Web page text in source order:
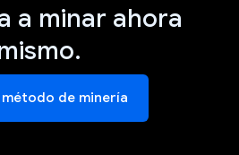
a minar ahora
método de minería